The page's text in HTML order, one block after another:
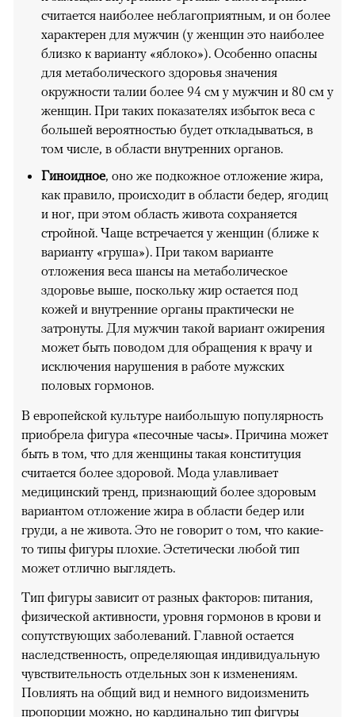
считается наиболее неблагоприятным, и он более
характерен для мужчин (у женщин это наиболее
близко к варианту «яблоко»). Особенно опасны
для метаболического здоровья значения
окружности талии более 94 см у мужчин и 80 см у
женщин. При таких показателях избыток веса с
большей вероятностью будет откладываться, в
том числе, в области внутренних органов.
Гиноидное, оно же подкожное отложение жира,
как правило, происходит в области бедер, ягодиц
и ног, при этом область живота сохраняется
стройной. Чаще встречается у женщин (ближе к
варианту «груша»). При таком варианте
отложения веса шансы на метаболическое
здоровье выше, поскольку жир остается под
кожей и внутренние органы практически не
затронуты. Для мужчин такой вариант ожирения
может быть поводом для обращения к врачу и
исключения нарушения в работе мужских
половых гормонов.
В европейской культуре наибольшую популярность
приобрела фигура «песочные часы». Причина может
быть в том, что для женщины такая конституция
считается более здоровой. Мода улавливает
медицинский тренд, признающий более здоровым
вариантом отложение жира в области бедер или
груди, а не живота. Это не говорит о том, что какие-
то типы фигуры плохие. Эстетически любой тип
может отлично выглядеть.
Тип фигуры зависит от разных факторов: питания,
физической активности, уровня гормонов в крови и
сопутствующих заболеваний. Главной остается
наследственность, определяющая индивидуальную
чувствительность отдельных зон к изменениям.
Повлиять на общий вид и немного видоизменить
пропорции можно, но кардинально тип фигуры